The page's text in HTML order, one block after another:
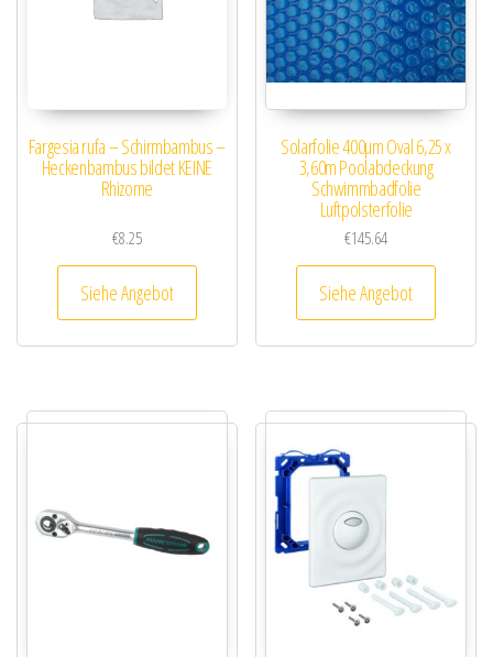
Fargesia rufa – Schirmbambus –
Heckenbambus bildet KEINE
Rhizome
€8.25
Siehe Angebot
Solarfolie 400µm Oval 6,25 x
3,60m Poolabdeckung
Schwimmbadfolie
Luftpolsterfolie
€145.64
Siehe Angebot